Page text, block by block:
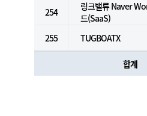
254
링크밸류 Naver
드(SaaS)
255
TUGBOATX
합계